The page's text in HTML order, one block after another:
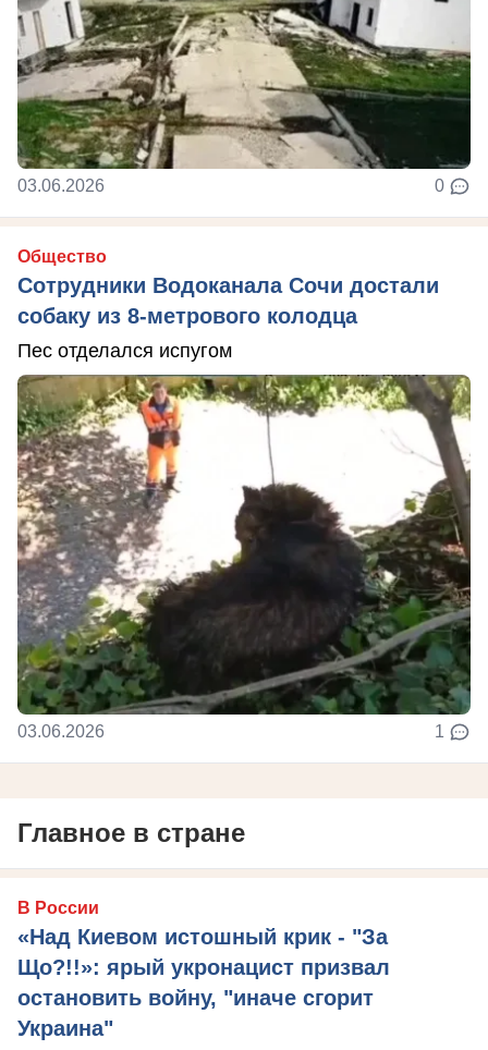
03.06.2026 0
Общество
Сотрудники Водоканала Сочи достали
собаку из 8-метрового колодца
Пес отделался испугом
03.06.2026 1
Главное в стране
В России
«Над Киевом истошный крик - "За
Що?!!»: ярый укронацист призвал
остановить войну, "иначе сгорит
Украина"